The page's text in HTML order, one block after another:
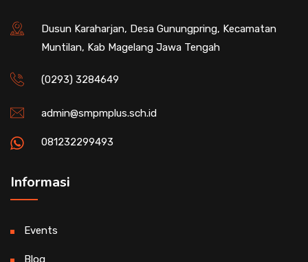
Dusun Karaharjan, Desa Gunungpring, Kecamatan
Muntilan, Kab Magelang Jawa Tengah
(0293) 3284649
admin@smpmplus.sch.id
081232299493
Informasi
Events
Blog